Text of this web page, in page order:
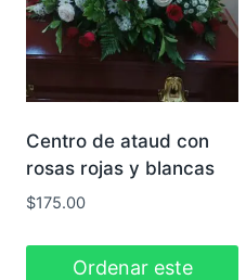
Centro de ataud con
rosas rojas y blancas
$175.00
Ordenar este